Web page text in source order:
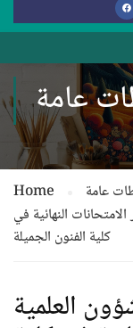
عامة
Home
عامة
النهائية في
كلية الفنون الجميلة
العلمية